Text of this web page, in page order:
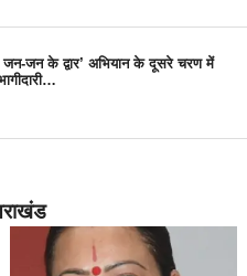
जन के द्वार’ अभियान के दूसरे चरण में